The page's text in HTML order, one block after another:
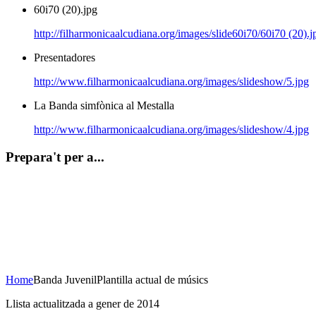
60i70 (20).jpg
http://filharmonicaalcudiana.org/images/slide60i70/60i70
Presentadores
http://www.filharmonicaalcudiana.org/images/slideshow/5.jpg
La Banda simfònica al Mestalla
http://www.filharmonicaalcudiana.org/images/slideshow/4.jpg
Prepara't per a...
HomeBanda JuvenilPlantilla actual de músics
Llista actualitzada a gener de 2014